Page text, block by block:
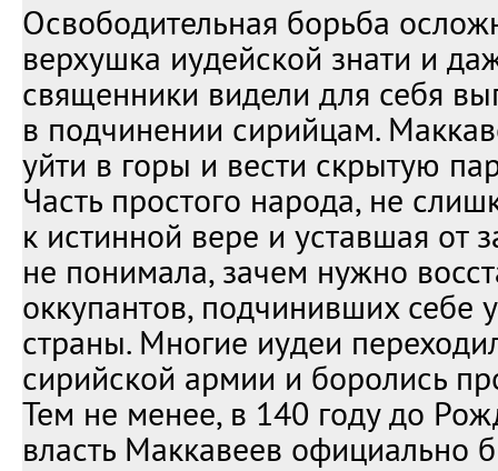
Освободительная борьба
верхушка иудейской знати и
священники видели для себя
в подчинении сирийцам.
уйти в горы и вести скрытую
Часть простого народа, не
к истинной вере и уставшая от
не понимала, зачем нужно
оккупантов, подчинивших себе
страны. Многие иудеи
сирийской армии и боролись
Тем не менее, в 140 году до
власть Маккавеев официально